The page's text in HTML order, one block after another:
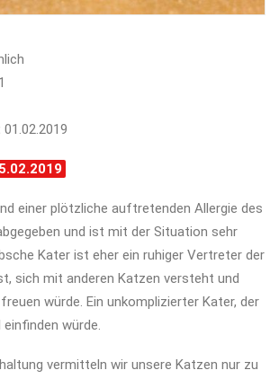
01.02.2019
einer plötzliche auftretenden Allergie des
und ist mit der Situation sehr
Kater ist eher ein ruhiger Vertreter der
sich mit anderen Katzen versteht und
würde. Ein unkomplizierter Kater, der
würde.
vermitteln wir unsere Katzen nur zu